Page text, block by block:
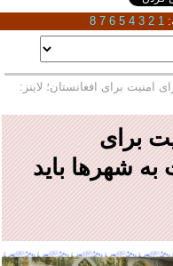
1
2
3
4
5
6
7
8
امنیت برای افغانستان؛ لاینز:
برای
به شهرها باید